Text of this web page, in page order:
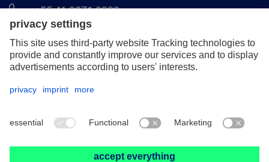
+55 41 3071 8222
pferd.br@pferd.com
Aviso legal
Termos e Condições